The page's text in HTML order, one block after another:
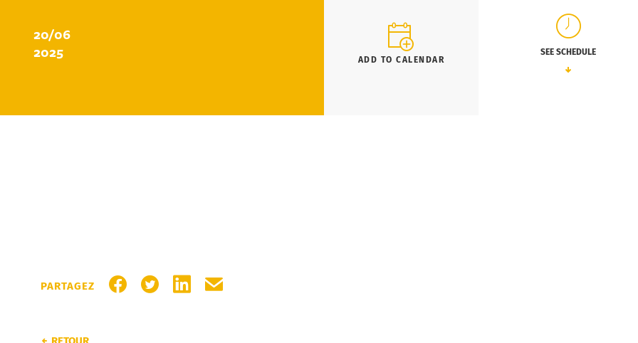
20/06
2025
ADD TO CALENDAR
SEE SCHEDULE
PARTAGEZ
PARTAGER SUR FACEBOOK
PARTAGER SUR TWITTER
PARTAGER SUR LINKEDIN
PARTAGER PAR MAIL